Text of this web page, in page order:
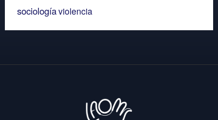
sociologíaviolencia